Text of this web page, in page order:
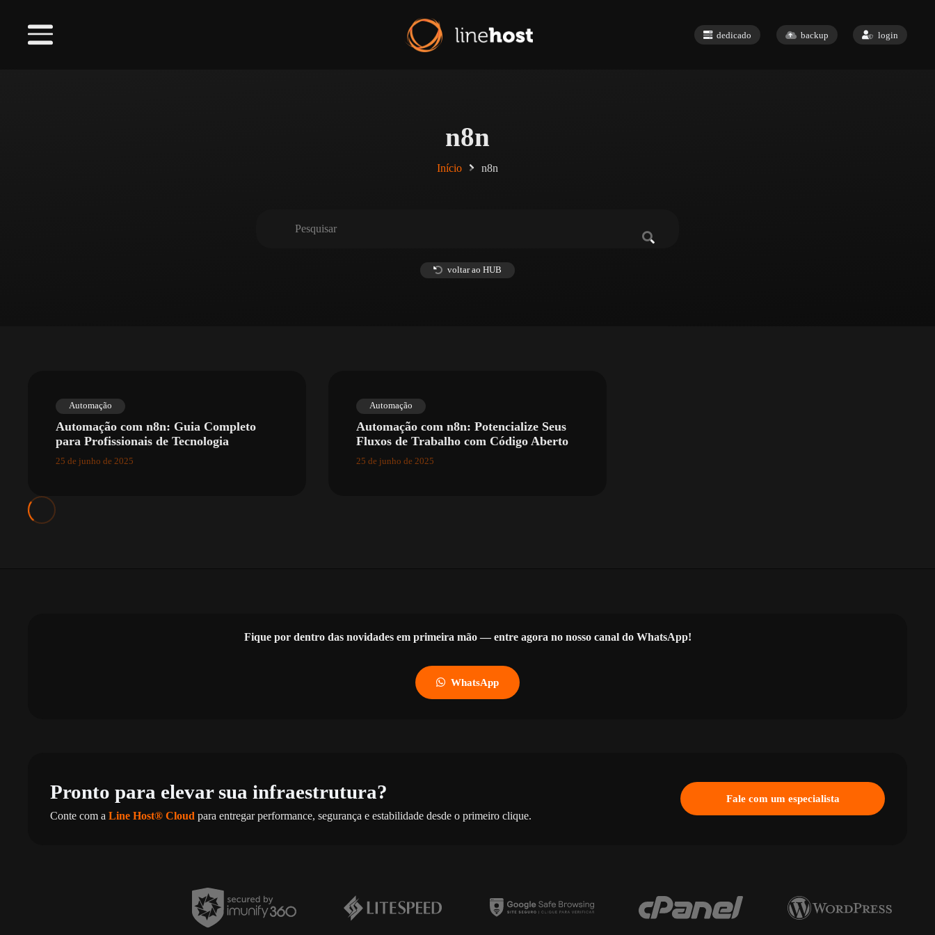
dedicado backup login
n8n
Início n8n
voltar ao HUB
Automação
Automação com n8n: Guia Completo
para Profissionais de Tecnologia
25 de junho de 2025
Automação
Automação com n8n: Potencialize Seus
Fluxos de Trabalho com Código Aberto
25 de junho de 2025
Fique por dentro das novidades em primeira mão — entre agora no nosso canal do WhatsApp!
WhatsApp
Pronto para elevar sua infraestrutura?
Conte com a Line Host® Cloud para entregar performance, segurança e estabilidade desde o primeiro clique.
Fale com um especialista